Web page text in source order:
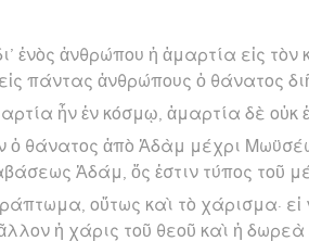
ἑνὸς ἀνθρώπου ἡ ἁμαρτία εἰς
πάντας ἀνθρώπους ὁ θάνατος
ἦν ἐν κόσμῳ, ἁμαρτία δὲ οὐκ
ὁ θάνατος ἀπὸ Ἀδὰμ μέχρι
Ἀδάμ, ὅς ἐστιν τύπος τοῦ
οὕτως καὶ τὸ χάρισμα·
ἡ χάρις τοῦ θεοῦ καὶ ἡ δωρεὰ